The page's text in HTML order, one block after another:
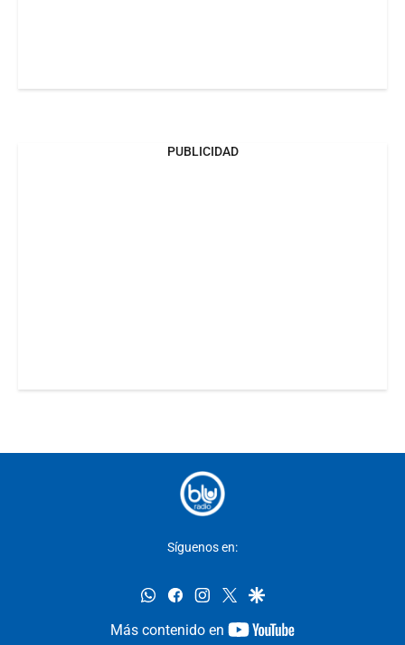
PUBLICIDAD
Síguenos en:
whatsappfacebookinstagram
twittergoogle
Más contenido en
youtube-